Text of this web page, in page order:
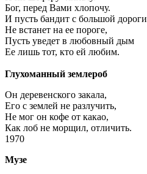
Бог, перед Вами хлопочу.
И пусть бандит с большой дороги
Не встанет на ее пороге,
Пусть уведет в любовный дым
Ее лишь тот, кто ей любим.
Глухоманный землероб
Он деревенского закала,
Его с землей не разлучить,
Не мог он кофе от какао,
Как лоб не морщил, отличить.
1970
Музе